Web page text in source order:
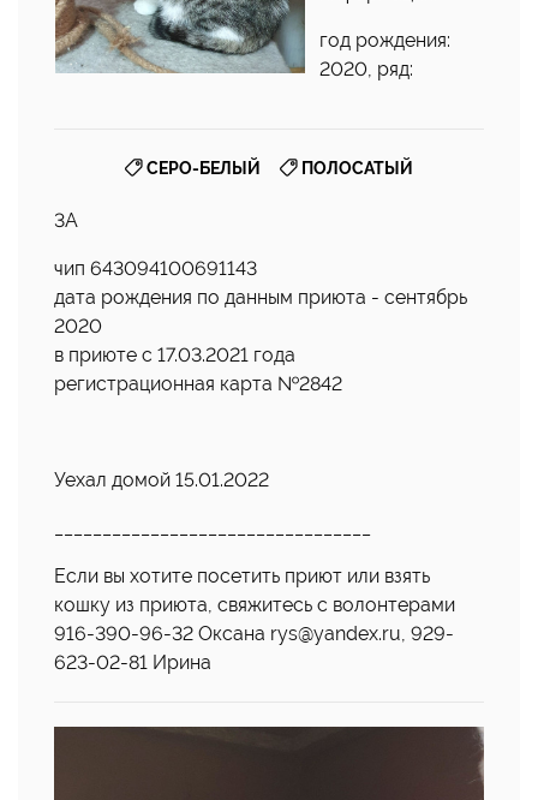
год рождения:
2020, ряд:
СЕРО-БЕЛЫЙ ПОЛОСАТЫЙ
3А
чип 643094100691143
дата рождения по данным приюта - сентябрь
2020
в приюте с 17.03.2021 года
регистрационная карта №2842
Уехал домой 15.01.2022
Если вы хотите посетить приют или взять
кошку из приюта, свяжитесь с волонтерами
916-390-96-32 Оксана rys@yandex.ru, 929-
623-02-81 Ирина